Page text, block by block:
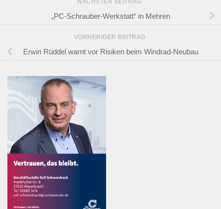
„PC-Schrauber-Werkstatt“ in Mehren
VORHERIGER BEITRAG
Erwin Rüddel warnt vor Risiken beim Windrad-Neubau